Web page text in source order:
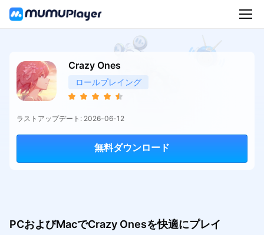
Crazy Ones
ロールプレイング
ラストアップデート: 2026-06-12
無料ダウンロード
PCおよびMacでCrazy Onesを快適にプレイ